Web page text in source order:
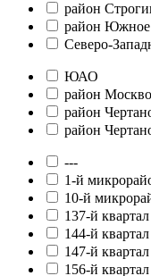
район
район
Северо-
ЮАО
район
район
район
---
1-й
10-й
137-й квартал
144-й квартал
147-й квартал
156-й квартал